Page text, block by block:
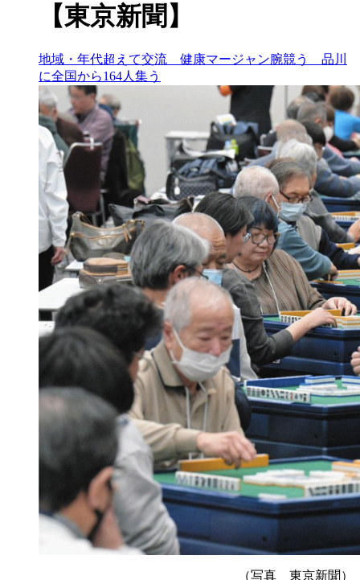
【東京新聞】
地域・年代超えて交流 健康マージャン腕競う 品川
に全国から164人集う
（写真 東京新聞）